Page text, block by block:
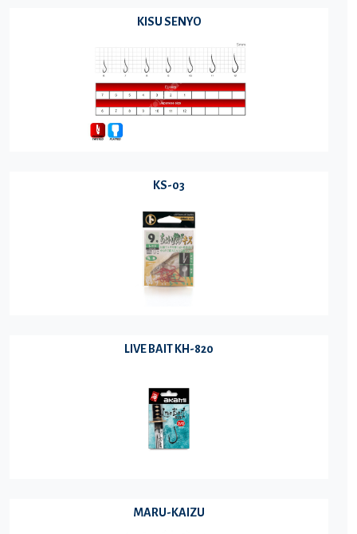
KISU SENYO
KS-03
LIVE BAIT KH-820
MARU-KAIZU